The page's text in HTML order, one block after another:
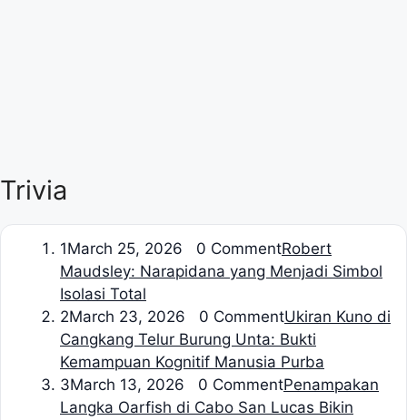
Trivia
1March 25, 2026 0 CommentRobert
Maudsley: Narapidana yang Menjadi Simbol
Isolasi Total
2March 23, 2026 0 CommentUkiran Kuno di
Cangkang Telur Burung Unta: Bukti
Kemampuan Kognitif Manusia Purba
3March 13, 2026 0 CommentPenampakan
Langka Oarfish di Cabo San Lucas Bikin